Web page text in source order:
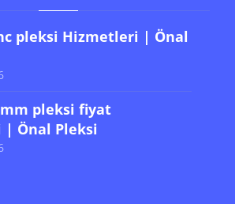
pleksi Hizmetleri | Önal
pleksi fiyat
Önal Pleksi